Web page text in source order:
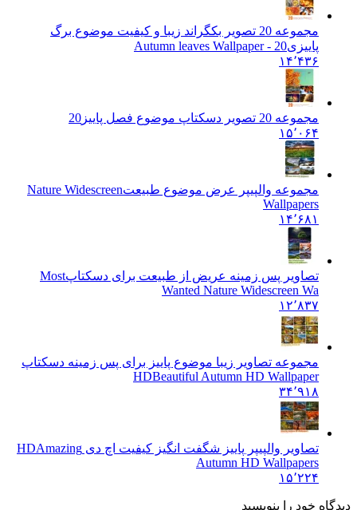
مجموعه 20 تصویر بکگراند زیبا و کیفیت موضوع برگ
20 - Autumn leaves Wallpaper
۱۴٬۴۳۶
مجموعه 20 تصویر دسکتاپ موضوع فصل پاییز
20
۱۵٬۰۶۴
مجموعه والپیپر عرض موضوع طبیعتNature Widescreen
Wallpapers
۱۴٬۶۸۱
تصاویر پس زمینه عریض از طبیعت برای دسکتاپMost
Wanted Nature Widescreen Wa
۱۲٬۸۳۷
مجموعه تصاویر زیبا موضوع پاییز برای پس زمینه دسکتاپ
HDBeautiful Autumn HD Wallpaper
۳۴٬۹۱۸
تصاویر والپیپر پاییز شگفت انگیز کیفیت اچ دی HD Amazing
Autumn HD Wallpapers
۱۵٬۲۲۴
خود را بنویسید